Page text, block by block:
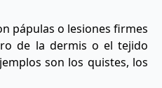
pápulas o lesiones firmes
de la dermis o el tejido
son los quistes, los